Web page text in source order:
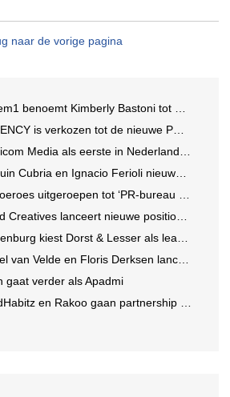
naar de vorige pagina
Kimberly Bastoni tot Gobal Chief Commercial Officer
is verkozen tot de nieuwe PR-partner van KoRo
als eerste in Nederland actief met advertenties in ChatGPT
Ignacio Ferioli nieuwe Global CCO’s GUT, Renata Neumann Global Head of Production
uitgeroepen tot ‘PR-bureau van het jaar 2026’
lanceert nieuwe positionering: Create to Celebrate
kiest Dorst & Lesser als lead social agency
en Floris Derksen lanceren I.C.Y. group: drie specialistische bureaus, één visie op groei
gaat verder als Apadmi
en Rakoo gaan partnership aan voor geïntegreerde talentontwikkeling